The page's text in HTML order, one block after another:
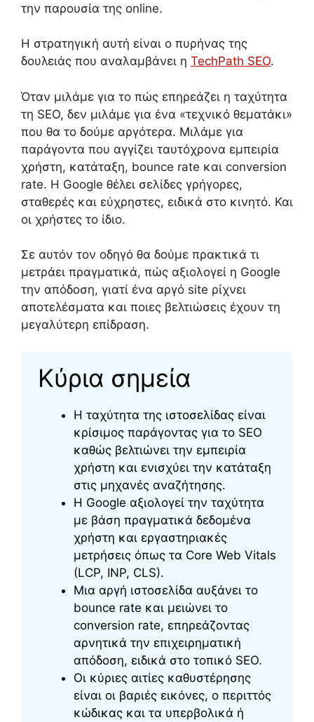
την παρουσία της online.
Η στρατηγική αυτή είναι ο πυρήνας της
δουλειάς που αναλαμβάνει η TechPath SEO.
Όταν μιλάμε για το πώς επηρεάζει η ταχύτητα
τη SEO, δεν μιλάμε για ένα «τεχνικό θεματάκι»
που θα το δούμε αργότερα. Μιλάμε για
παράγοντα που αγγίζει ταυτόχρονα εμπειρία
χρήστη, κατάταξη, bounce rate και conversion
rate. Η Google θέλει σελίδες γρήγορες,
σταθερές και εύχρηστες, ειδικά στο κινητό. Και
οι χρήστες το ίδιο.
Σε αυτόν τον οδηγό θα δούμε πρακτικά τι
μετράει πραγματικά, πώς αξιολογεί η Google
την απόδοση, γιατί ένα αργό site ρίχνει
αποτελέσματα και ποιες βελτιώσεις έχουν τη
μεγαλύτερη επίδραση.
Κύρια σημεία
Η ταχύτητα της ιστοσελίδας είναι
κρίσιμος παράγοντας για το SEO
καθώς βελτιώνει την εμπειρία
χρήστη και ενισχύει την κατάταξη
στις μηχανές αναζήτησης.
Η Google αξιολογεί την ταχύτητα
με βάση πραγματικά δεδομένα
χρήστη και εργαστηριακές
μετρήσεις όπως τα Core Web Vitals
(LCP, INP, CLS).
Μια αργή ιστοσελίδα αυξάνει το
bounce rate και μειώνει το
conversion rate, επηρεάζοντας
αρνητικά την επιχειρηματική
απόδοση, ειδικά στο τοπικό SEO.
Οι κύριες αιτίες καθυστέρησης
είναι οι βαριές εικόνες, ο περιττός
κώδικας και τα υπερβολικά ή